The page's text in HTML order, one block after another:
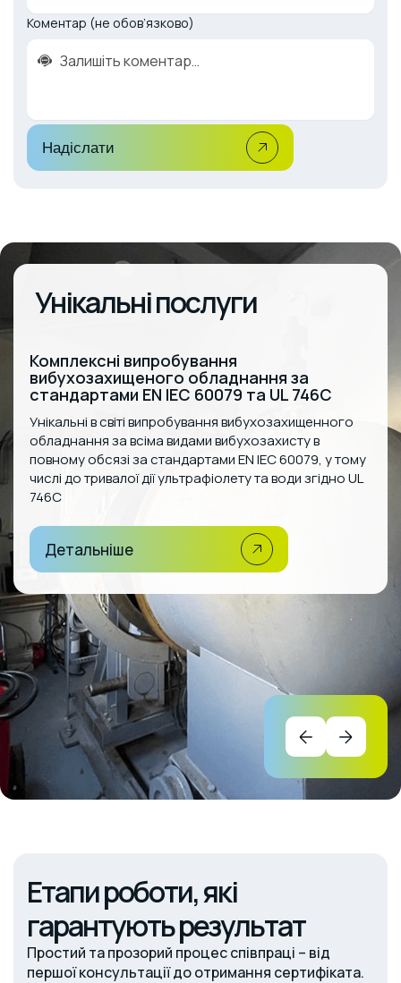
Коментар (не обов’язково)
Надіслати
Унікальні послуги
Комплексні випробування
вибухозахищеного обладнання за
стандартами EN IEC 60079 та UL 746C
Унікальні в світі випробування вибухозахищенного
обладнання за всіма видами вибухозахисту в
повному обсязі за стандартами EN IEC 60079, у тому
числі до тривалої дії ультрафіолету та води згідно UL
746C
Детальніше
Етапи роботи, які
гарантують результат
Простий та прозорий процес співпраці – від
першої консультації до отримання сертифіката.